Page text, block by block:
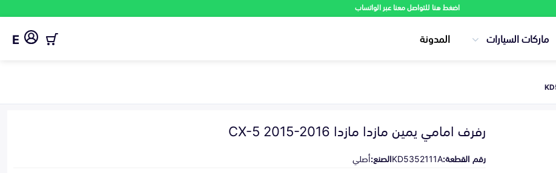
اضغط هنا للتواصل معنا عبر الواتساب
ماركات السيارات المدونة E
رفرف امامي يمين مازدا مازدا CX-5 2015-2016
رقم القطعة:KD5352111Aالصنع:أصلي